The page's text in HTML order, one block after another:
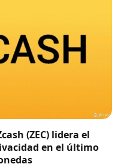
(ZEC) lidera el
en el último